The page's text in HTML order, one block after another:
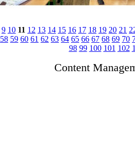
9 10 11 12 13 14 15 16 17 18 19 20 21
58 59 60 61 62 63 64 65 66 67 68 69 70
98 99 100 101 102
Content